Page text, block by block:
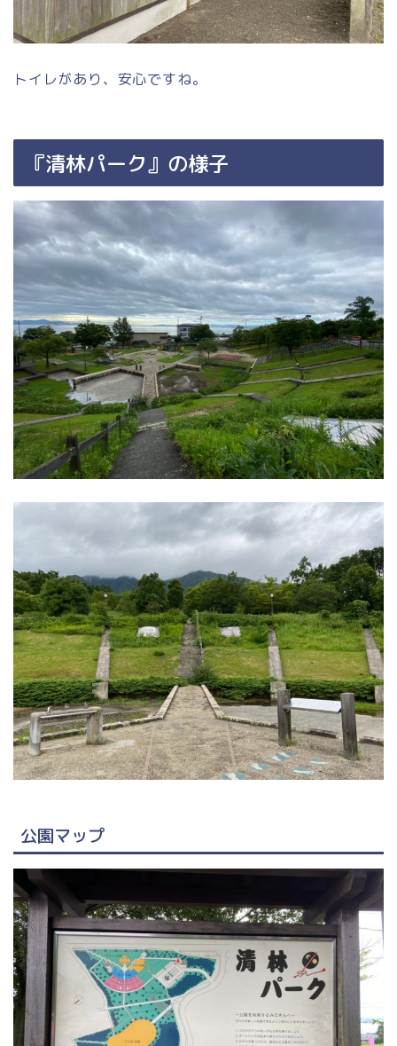
トイレがあり、安心ですね。
『清林パーク』の様子
公園マップ